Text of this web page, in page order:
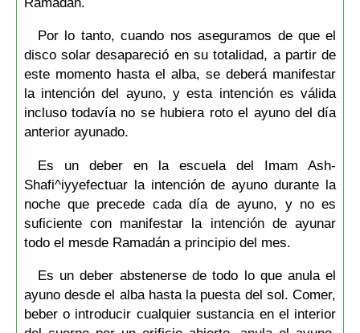
Por lo tanto, cuando nos aseguramos de que el
disco solar desapareció en su totalidad, a partir de
este momento hasta el alba, se deberá manifestar
la intención del ayuno, y esta intención es válida
incluso todavía no se hubiera roto el ayuno del día
anterior ayunado.
Es un deber en la escuela del Imam Ash-
Shafi^iyyefectuar la intención de ayuno durante la
noche que precede cada día de ayuno, y no es
suficiente con manifestar la intención de ayunar
todo el mesde Ramadán a principio del mes.
Es un deber abstenerse de todo lo que anula el
ayuno desde el alba hasta la puesta del sol. Comer,
beber o introducir cualquier sustancia en el interior